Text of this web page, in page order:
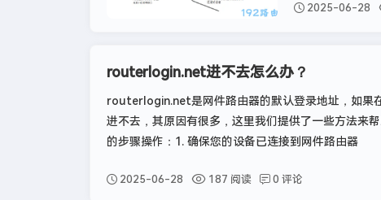
2025-06-28
routerlogin.net进不去怎么办？
routerlogin.net是网件路由器的默认登录地址，如
进不去，其原因有很多，这里我们提供了一些方法来
的步骤操作：1. 确保您的设备已连接到网件路由器
2025-06-28 187 阅读 0 评论